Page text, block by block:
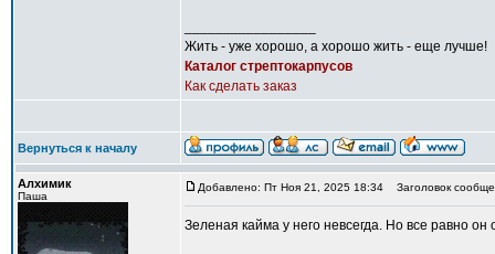
Жить - уже хорошо, а хорошо жить - еще лучше!
Каталог стрептокарпусов
Как сделать заказ
Вернуться к началу
Алхимик
Паша
Добавлено: Пт Ноя 21, 2025 18:34 Заголовок
Зеленая кайма у него невсегда. Но все равно он